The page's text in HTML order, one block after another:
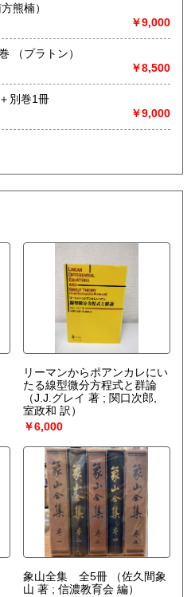
集 全12冊 （南方熊楠）
￥9,000
プラトン全集 全15冊＋別巻 （プラトン）
￥8,500
別巻1冊
￥9,000
リーマンからポアンカレにい
たる線型微分方程式と群論
（J.J.グレイ 著 ; 関口次郎,
室政和 訳）
￥6,000
象山全集 全5冊
（佐久間象
山 著 ; 信濃教育会 編）